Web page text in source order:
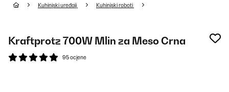
Kuhinjski uređaji Kuhinjski roboti
Kraftprotz 700W Mlin za Meso Crna
95 ocjene